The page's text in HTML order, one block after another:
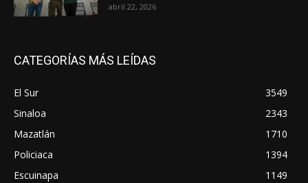
abril 22, 2026
CATEGORÍAS MÁS LEÍDAS
El Sur
3549
Sinaloa
2343
Mazatlán
1710
Policiaca
1394
Escuinapa
1149